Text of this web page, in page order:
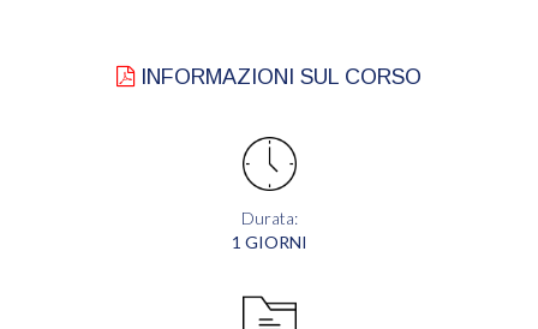
INFORMAZIONI SUL CORSO
Durata:
1 GIORNI